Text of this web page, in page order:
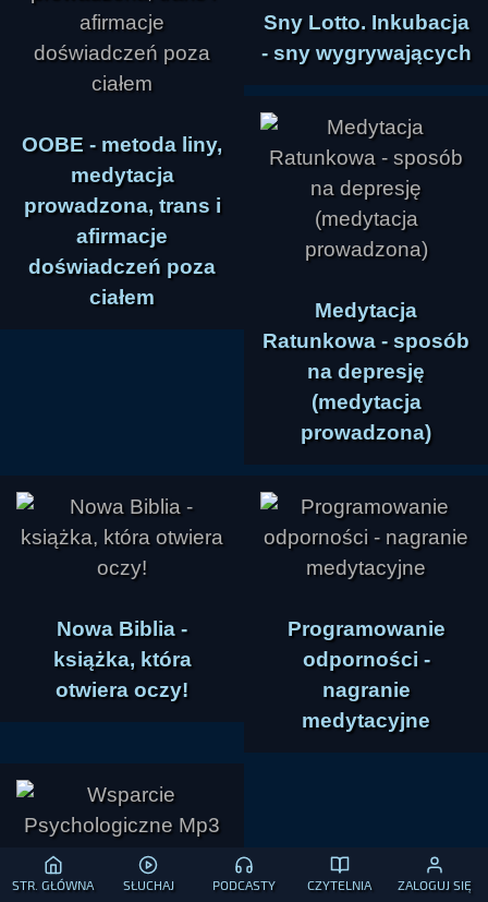
STR. GŁÓWNA SŁUCHAJ PODCASTY CZYTELNIA ZALOGUJ SIĘ
OOBE - metoda liny,
medytacja
prowadzona, trans i
afirmacje
doświadczeń poza
ciałem
Sny Lotto. Inkubacja
- sny wygrywających
Medytacja
Ratunkowa - sposób
na depresję
(medytacja
prowadzona)
Nowa Biblia -
książka, która
otwiera oczy!
Programowanie
odporności -
nagranie
medytacyjne
Wsparcie